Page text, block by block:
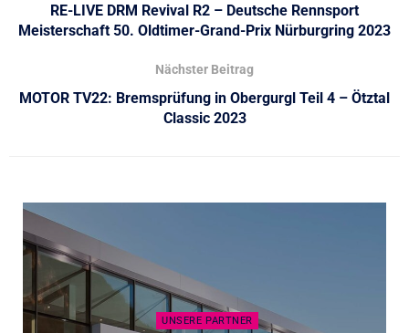
RE-LIVE DRM Revival R2 – Deutsche Rennsport
Meisterschaft 50. Oldtimer-Grand-Prix Nürburgring 2023
Nächster Beitrag
MOTOR TV22: Bremsprüfung in Obergurgl Teil 4 – Ötztal
Classic 2023
UNSERE PARTNER